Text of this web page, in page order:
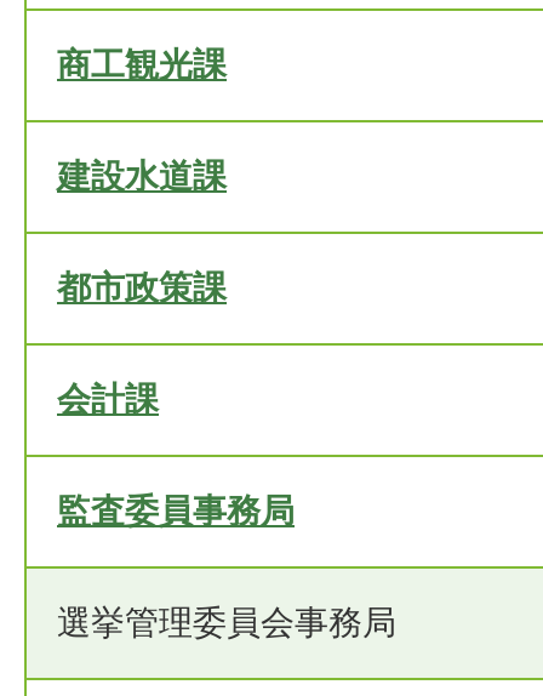
商工観光課
建設水道課
都市政策課
会計課
監査委員事務局
選挙管理委員会事務局